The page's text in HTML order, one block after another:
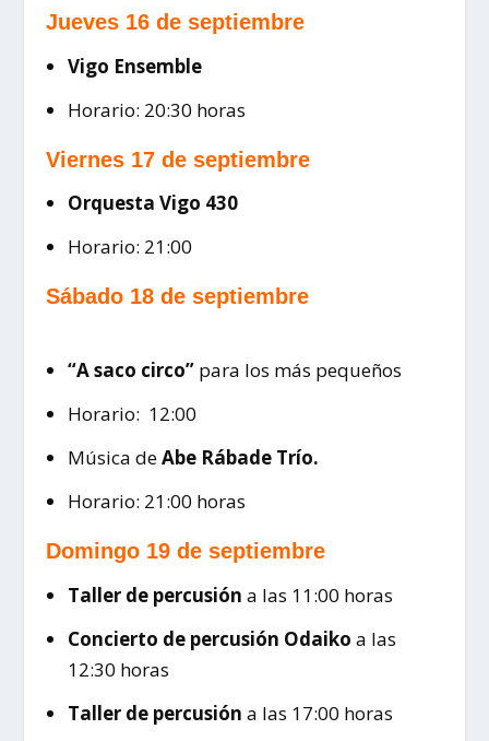
Jueves 16 de septiembre
Vigo Ensemble
Horario: 20:30 horas
Viernes 17 de septiembre
Orquesta Vigo 430
Horario: 21:00
Sábado 18 de septiembre
“A saco circo”para los más pequeños
Horario: 12:00
Música deAbe Rábade Trío.
Horario: 21:00 horas
Domingo 19 de septiembre
Taller de percusión a las 11:00 horas
Concierto de percusión Odaiko a las
12:30 horas
Taller de percusión a las 17:00 horas